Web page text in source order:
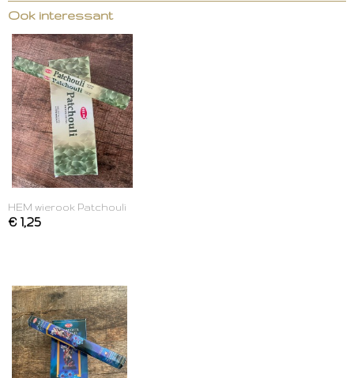
Ook interessant
HEM wierook Patchouli
€ 1,25